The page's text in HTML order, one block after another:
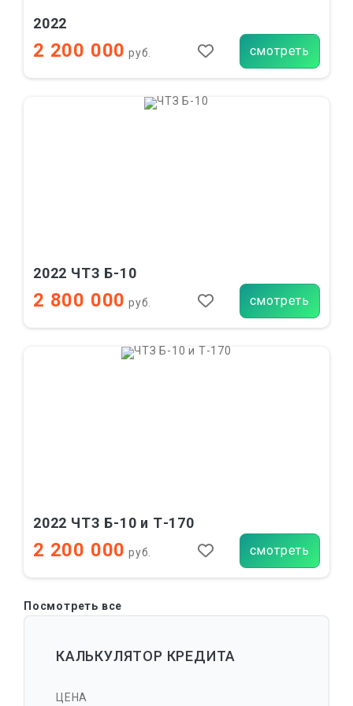
2022
2 200 000 руб. смотреть
2022 ЧТЗ Б-10
2 800 000 руб. смотреть
2022 ЧТЗ Б-10 и Т-170
2 200 000 руб. смотреть
Посмотреть все
КАЛЬКУЛЯТОР КРЕДИТА
ЦЕНА